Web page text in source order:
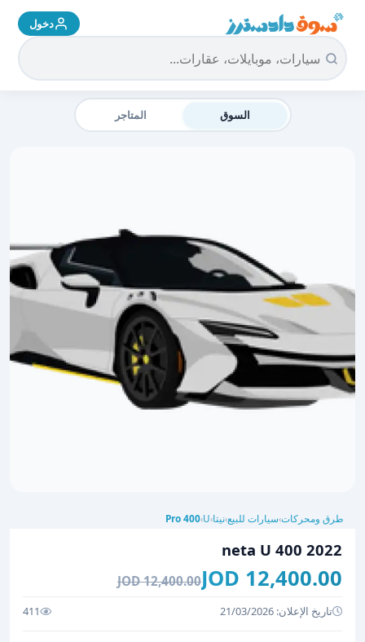
سوق دادسترز الرئيسية دخول
السوق المتاجر
طرق ومحركات›سيارات للبيع›نيتا›
U
›
Pro 400
neta U 400 2022
12,400.00 JOD
12,400.00 JOD
تاريخ الإعلان: 21/03/2026 411